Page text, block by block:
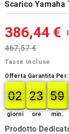
Scarico Yamaha
386,44 €
467,57 €
Tasse incluse
Offerta Garantita Per:
02
02
00
giorni
23
23
00
ore
59
59
00
min.
Prodotto